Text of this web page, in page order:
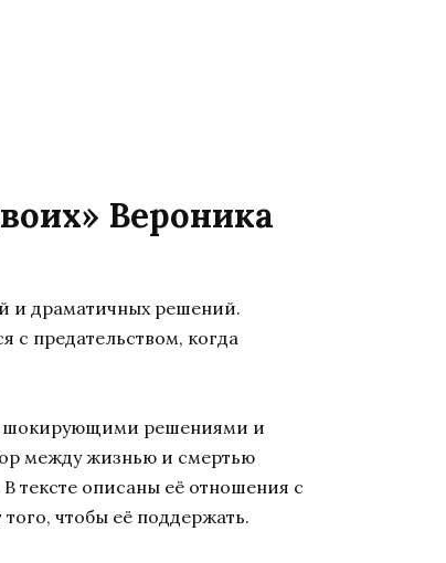
Вероника
и драматичных решений.
с предательством, когда
с шокирующими решениями и
между жизнью и смертью
тексте описаны её отношения с
чтобы её поддержать.